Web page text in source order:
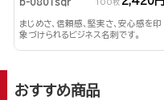
100枚
まじめさ、信頼感、堅実さ、安心感を印
象づけられるビジネス名刺です。
おすすめ商品